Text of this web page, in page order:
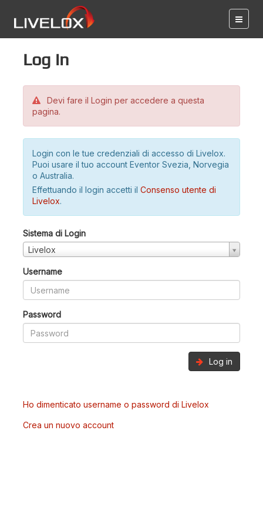
Log in
Devi fare il Login per accedere a questa
pagina.
Login con le tue credenziali di accesso di Livelox.
Puoi usare il tuo account Eventor Svezia, Norvegia
o Australia.
Effettuando il login accetti il Consenso utente di
Livelox.
Sistema di Login
Livelox
Username
Password
Log in
Ho dimenticato username o password di Livelox
Crea un nuovo account